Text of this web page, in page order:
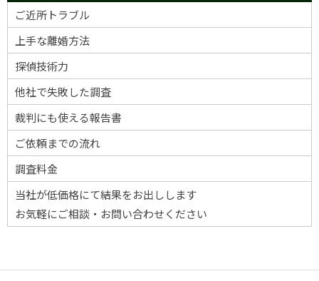
ご近所トラブル
上手な離婚方法
探偵技術力
他社で失敗した調査
裁判にも使える報告書
ご依頼までの流れ
調査料金
当社が低価格にて結果をお出しします
お気軽にご相談・お問い合わせください